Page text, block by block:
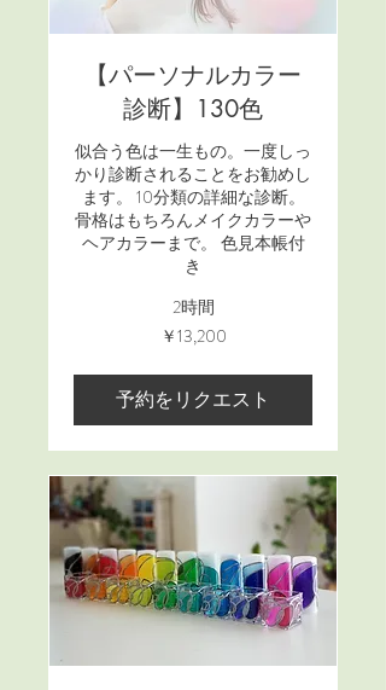
【パーソナルカラー
診断】130色
似合う色は一生もの。一度しっ
かり診断されることをお勧めし
ます。 10分類の詳細な診断。
骨格はもちろんメイクカラーや
ヘアカラーまで。 色見本帳付
き
2時間
￥13,200
予約をリクエスト